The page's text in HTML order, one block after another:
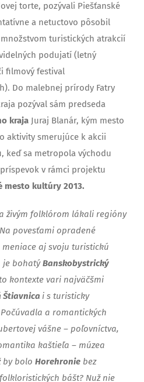
torte, pozývali Piešťanské
a netuctovo pôsobil
turistických atrakcií
podujatí (letný
filmový festival
Do malebnej prírody Fatry
pozýval sám predseda
kraja Juraj Blanár, kým mesto
aktivity smerujúce k akcii
keď sa metropola východu
v rámci projektu
mesto kultúry 2013.
živým folklórom lákali regióny
povesťami opradené
aj svoju turistickú
je bohatýBanskobystrický
kontexte vari najväčšmi
Štiavnica i s turisticky
a romantických
vášne – poľovníctva,
kaštieľa – múzea
by bolo Horehronie bez
bášt? Nuž nie